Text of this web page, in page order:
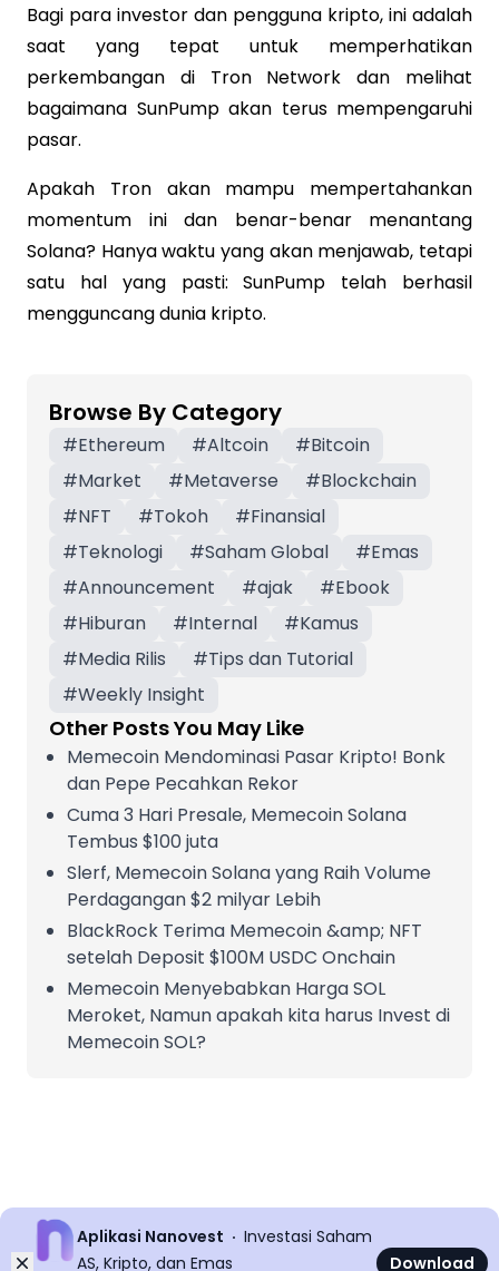
Bagi para investor dan pengguna kripto, ini adalah
saat yang tepat untuk memperhatikan
perkembangan di Tron Network dan melihat
bagaimana SunPump akan terus mempengaruhi
pasar.
Apakah Tron akan mampu mempertahankan
momentum ini dan benar-benar menantang
Solana? Hanya waktu yang akan menjawab, tetapi
satu hal yang pasti: SunPump telah berhasil
mengguncang dunia kripto.
Browse By Category
#Ethereum #Altcoin #Bitcoin
#Market #Metaverse #Blockchain
#NFT #Tokoh #Finansial
#Teknologi #Saham Global #Emas
#Announcement #ajak #Ebook
#Hiburan #Internal #Kamus
#Media Rilis #Tips dan Tutorial
#Weekly Insight
Other Posts You May Like
Memecoin Mendominasi Pasar Kripto! Bonk
dan Pepe Pecahkan Rekor
Cuma 3 Hari Presale, Memecoin Solana
Tembus $100 juta
Slerf, Memecoin Solana yang Raih Volume
Perdagangan $2 milyar Lebih
BlackRock Terima Memecoin &amp; NFT
setelah Deposit $100M USDC Onchain
Memecoin Menyebabkan Harga SOL
Meroket, Namun apakah kita harus Invest di
Memecoin SOL?
Dismiss
Aplikasi Nanovest
Investasi Saham
AS, Kripto, dan Emas
Download